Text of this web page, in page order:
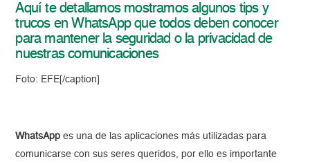
Aquí te detallamos mostramos algunos tips y
trucos en WhatsApp que todos deben conocer
para mantener la seguridad o la privacidad de
nuestras comunicaciones
Foto: EFE[/caption]
WhatsApp es una de las aplicaciones más utilizadas para
comunicarse con sus seres queridos, por ello es importante